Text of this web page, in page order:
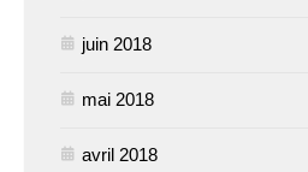
juin 2018
mai 2018
avril 2018